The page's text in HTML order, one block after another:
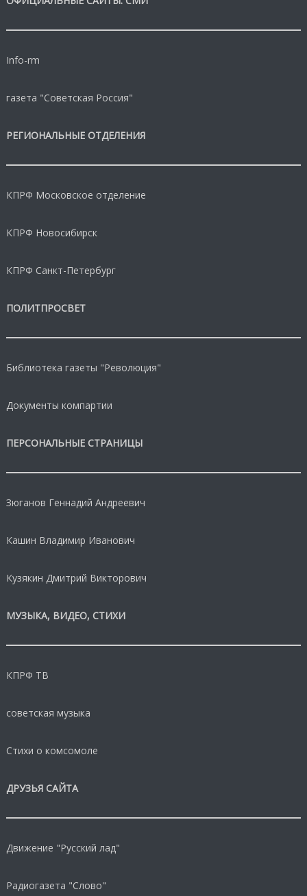
Info-rm
газета "Советская Россия"
РЕГИОНАЛЬНЫЕ ОТДЕЛЕНИЯ
КПРФ Московское отделение
КПРФ Новосибирск
КПРФ Санкт-Петербург
ПОЛИТПРОСВЕТ
Библиотека газеты "Революция"
Документы компартии
ПЕРСОНАЛЬНЫЕ СТРАНИЦЫ
Зюганов Геннадий Андреевич
Кашин Владимир Иванович
Кузякин Дмитрий Викторович
МУЗЫКА, ВИДЕО, СТИХИ
КПРФ ТВ
советская музыка
Стихи о комсомоле
ДРУЗЬЯ САЙТА
Движение "Русский лад"
Радиогазета "Слово"